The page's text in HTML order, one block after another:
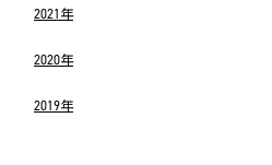
2021年
2020年
2019年